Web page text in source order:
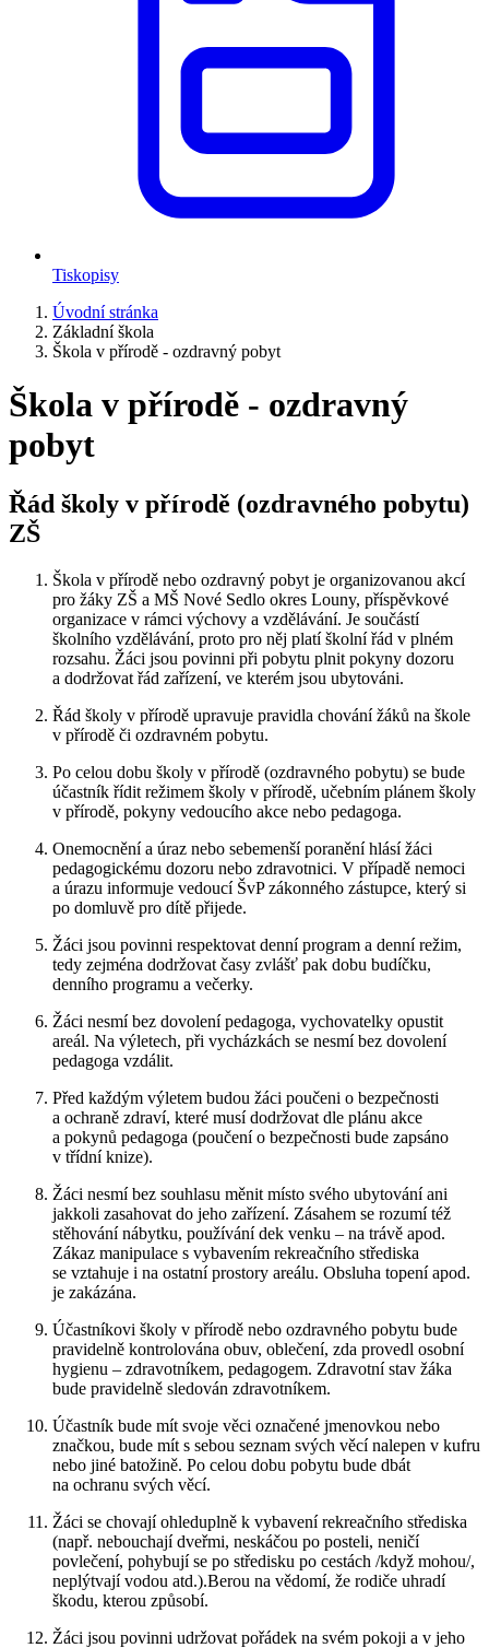
Tiskopisy
Úvodní stránka
Základní škola
Škola v přírodě - ozdravný pobyt
Škola v přírodě - ozdravný
pobyt
Řád školy v přírodě (ozdravného pobytu)
ZŠ
Škola v přírodě nebo ozdravný pobyt je organizovanou akcí
pro žáky ZŠ a MŠ Nové Sedlo okres Louny, příspěvkové
organizace v rámci výchovy a vzdělávání. Je součástí
školního vzdělávání, proto pro něj platí školní řád v plném
rozsahu. Žáci jsou povinni při pobytu plnit pokyny dozoru
a dodržovat řád zařízení, ve kterém jsou ubytováni.
Řád školy v přírodě upravuje pravidla chování žáků na škole
v přírodě či ozdravném pobytu.
Po celou dobu školy v přírodě (ozdravného pobytu) se bude
účastník řídit režimem školy v přírodě, učebním plánem školy
v přírodě, pokyny vedoucího akce nebo pedagoga.
Onemocnění a úraz nebo sebemenší poranění hlásí žáci
pedagogickému dozoru nebo zdravotnici. V případě nemoci
a úrazu informuje vedoucí ŠvP zákonného zástupce, který si
po domluvě pro dítě přijede.
Žáci jsou povinni respektovat denní program a denní režim,
tedy zejména dodržovat časy zvlášť pak dobu budíčku,
denního programu a večerky.
Žáci nesmí bez dovolení pedagoga, vychovatelky opustit
areál. Na výletech, při vycházkách se nesmí bez dovolení
pedagoga vzdálit.
Před každým výletem budou žáci poučeni o bezpečnosti
a ochraně zdraví, které musí dodržovat dle plánu akce
a pokynů pedagoga (poučení o bezpečnosti bude zapsáno
v třídní knize).
Žáci nesmí bez souhlasu měnit místo svého ubytování ani
jakkoli zasahovat do jeho zařízení. Zásahem se rozumí též
stěhování nábytku, používání dek venku – na trávě apod.
Zákaz manipulace s vybavením rekreačního střediska
se vztahuje i na ostatní prostory areálu. Obsluha topení apod.
je zakázána.
Účastníkovi školy v přírodě nebo ozdravného pobytu bude
pravidelně kontrolována obuv, oblečení, zda provedl osobní
hygienu – zdravotníkem, pedagogem. Zdravotní stav žáka
bude pravidelně sledován zdravotníkem.
Účastník bude mít svoje věci označené jmenovkou nebo
značkou, bude mít s sebou seznam svých věcí nalepen v kufru
nebo jiné batožině. Po celou dobu pobytu bude dbát
na ochranu svých věcí.
Žáci se chovají ohleduplně k vybavení rekreačního střediska
(např. nebouchají dveřmi, neskáčou po posteli, neničí
povlečení, pohybují se po středisku po cestách /když mohou/,
neplýtvají vodou atd.).Berou na vědomí, že rodiče uhradí
škodu, kterou způsobí.
Žáci jsou povinni udržovat pořádek na svém pokoji a v jeho